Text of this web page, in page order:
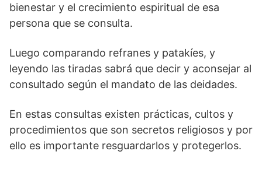
bienestar y el crecimiento espiritual de esa
persona que se consulta.
Luego comparando refranes y patakíes, y
leyendo las tiradas sabrá que decir y aconsejar al
consultado según el mandato de las deidades.
En estas consultas existen prácticas, cultos y
procedimientos que son secretos religiosos y por
ello es importante resguardarlos y protegerlos.